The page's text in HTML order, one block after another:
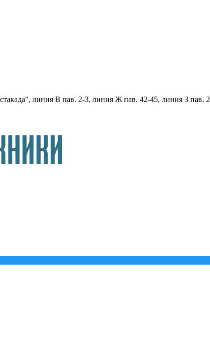
линия В пав. 2-3, линия Ж пав. 42-45, линия З пав. 2